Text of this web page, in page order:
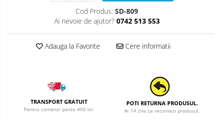
Cod Produs: SD-809
Ai nevoie de ajutor? 0742 513 553
Adauga la Favorite Cere informatii
TRANSPORT GRATUIT
Pentru comenzi peste 400 lei.
POTI RETURNA PRODUSUL.
Ai 14 zile sa returnezi produsul.